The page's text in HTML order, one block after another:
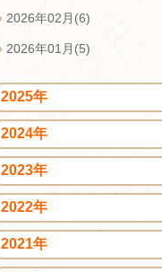
2026年02月(6)
2026年01月(5)
2025年
2024年
2023年
2022年
2021年